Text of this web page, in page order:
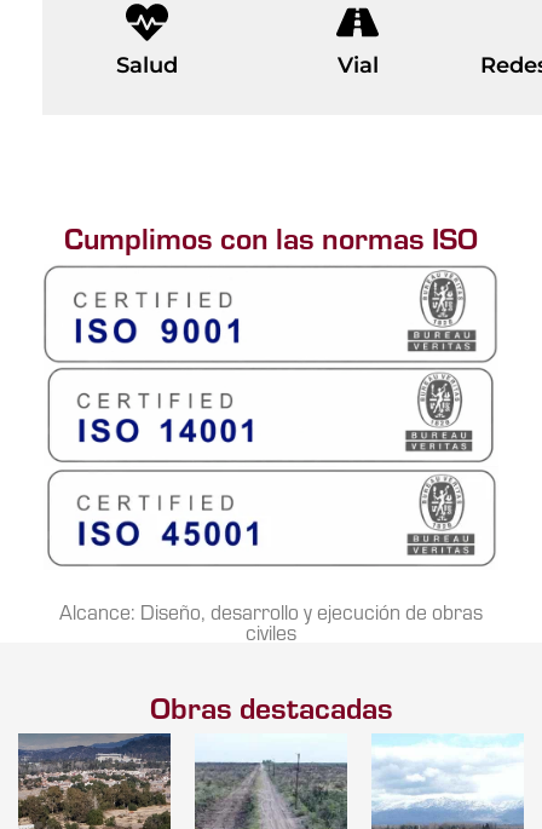
Salud Vial
Cumplimos con las normas ISO
Alcance: Diseño, desarrollo y ejecución de obras
civiles
Obras destacadas